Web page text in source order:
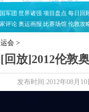
军团 世界诸强 项目盘点 每日回
评论 奥运画报 比赛场馆 伦敦攻
会 >
[回放]2012伦敦
发布时间:2012年08月